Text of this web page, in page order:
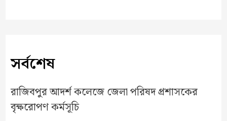
সর্বশেষ
রাজিবপুর আদর্শ কলেজে জেলা পরিষদ প্রশাসকের
বৃক্ষরোপণ কর্মসূচি